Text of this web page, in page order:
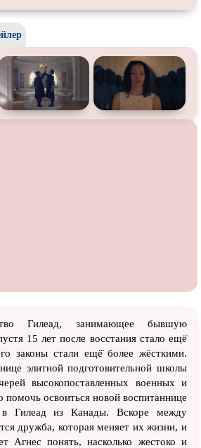
В ожидании
Гилеад, занимающее бывшую
15 лет после восстания стало ещё̈
законы стали ещё̈ более жёсткими.
элитной подготовительной школы
высокопоставленных военных и
помочь освоиться новой воспитаннице
в Гилеад из Канады. Вскоре между
дружба, которая меняет их жизни, и
Агнес понять, насколько жестоко и